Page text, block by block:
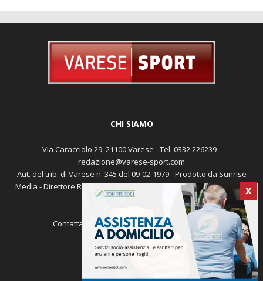
X
CHI SIAMO
Via Caracciolo 29, 21100 Varese - Tel. 0332 226239 -
redazione@varese-sport.com
Aut. del trib. di Varese n. 345 del 09-02-1979 - Prodotto da Sunrise
Media - Direttore Responsabile: Michele Marocco -Cookie policy
Pubblicità
Contattaci: redazione@varese-sport.com
SEGUICI